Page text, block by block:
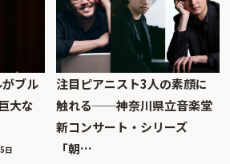
ブル
大な
日
注目ピアニスト3人の素顔に
触れる──神奈川県立音楽堂
新コンサート・シリーズ
「朝…